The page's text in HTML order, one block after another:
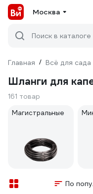
Москва
Поиск в каталоге
Главная / Всё для сада
Шланги для
161 товар
Магистральные
По